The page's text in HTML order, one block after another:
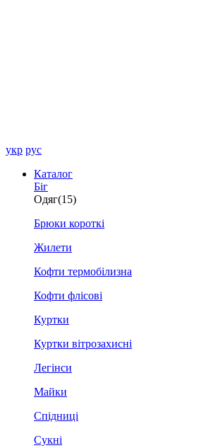
укр рус
Каталог
Біг
Одяг(15)
Брюки короткі
Жилети
Кофти термобілизна
Кофти флісові
Куртки
Куртки вітрозахисні
Легінси
Майки
Спідниці
Сукні